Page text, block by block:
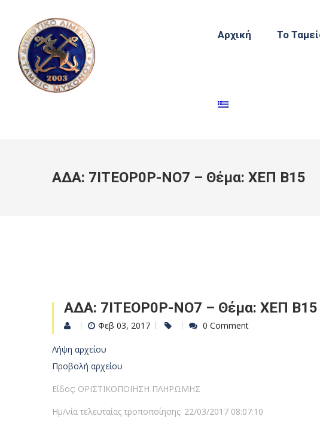
Αρχική Το
ΑΔΑ: 7ΙΤΕΟΡ0Ρ-ΝΟ7 – Θέμα: ΧΕΠ Β15
ΑΔΑ: 7ΙΤΕΟΡ0Ρ-ΝΟ7 – Θέμα: ΧΕΠ Β15
Φεβ 03, 2017 0 Comment
Λήψη αρχείου
Προβολή αρχείου
Είδος: ΟΡΙΣΤΙΚΟΠΟΙΗΣΗ ΠΛΗΡΩΜΗΣ
Ημ/νία τελευταίας τροποποίησης: 22/03/2017 08:07:10